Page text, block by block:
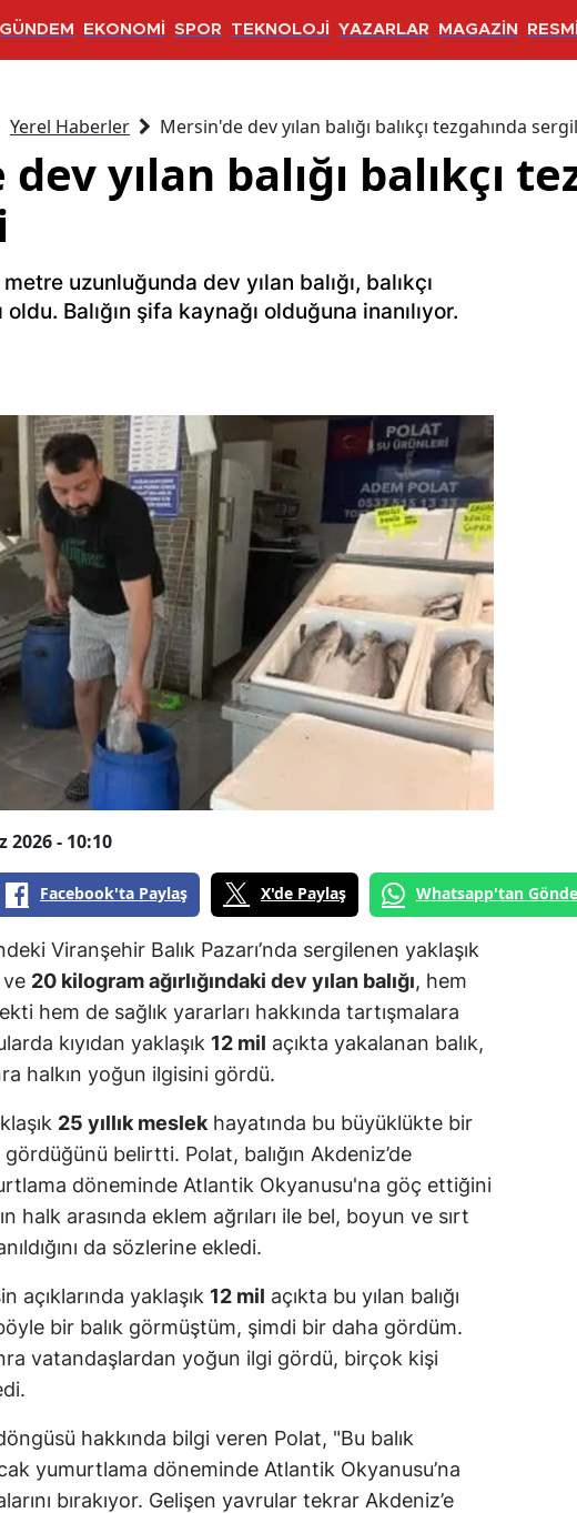
GÜNDEM EKONOMİ SPOR TEKNOLOJİ YAZARLAR MAGAZİN
Yerel Haberler Mersin'de dev yılan balığı balıkçı tezgahında
yılan balığı balıkçı
uzunluğunda dev yılan balığı, balıkçı
Balığın şifa kaynağı olduğuna inanılıyor.
2026 - 10:10
Facebook'ta Paylaş X'de Paylaş Whatsapp'tan
Viranşehir Balık Pazarı’nda sergilenen yaklaşık
ve 20 kilogram ağırlığındaki dev yılan balığı, hem
hem de sağlık yararları hakkında tartışmalara
kıyıdan yaklaşık 12 mil açıkta yakalanan balık,
halkın yoğun ilgisini gördü.
25 yıllık meslek hayatında bu büyüklükte bir
gördüğünü belirtti. Polat, balığın Akdeniz’de
döneminde Atlantik Okyanusu'na göç ettiğini
halk arasında eklem ağrıları ile bel, boyun ve sırt
da sözlerine ekledi.
açıklarında yaklaşık 12 mil açıkta bu yılan balığı
bir balık görmüştüm, şimdi bir daha gördüm.
vatandaşlardan yoğun ilgi gördü, birçok kişi
hakkında bilgi veren Polat, "Bu balık
yumurtlama döneminde Atlantik Okyanusu’na
bırakıyor. Gelişen yavrular tekrar Akdeniz’e